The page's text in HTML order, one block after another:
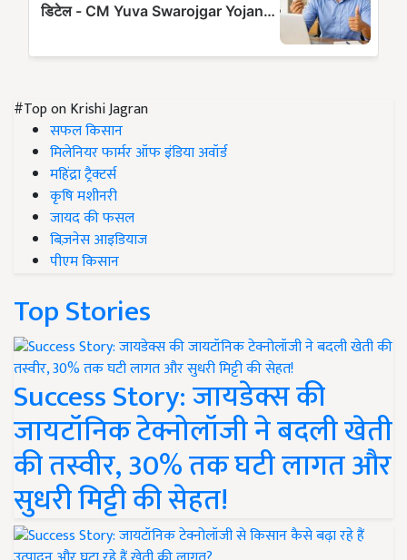
#Top on Krishi Jagran
सफल किसान
मिलेनियर फार्मर ऑफ इंडिया अवॉर्ड
महिंद्रा ट्रैक्टर्स
कृषि मशीनरी
जायद की फसल
बिज़नेस आइडियाज
पीएम किसान
Top Stories
Success Story: जायडेक्स की
जायटॉनिक टेक्नोलॉजी ने बदली खेती
की तस्वीर, 30% तक घटी लागत और
सुधरी मिट्टी की सेहत!